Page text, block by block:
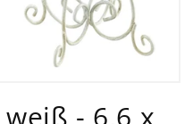
- 6,6 x